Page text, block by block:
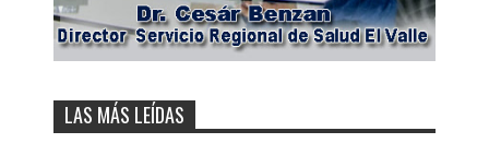
LAS MÁS LEÍDAS